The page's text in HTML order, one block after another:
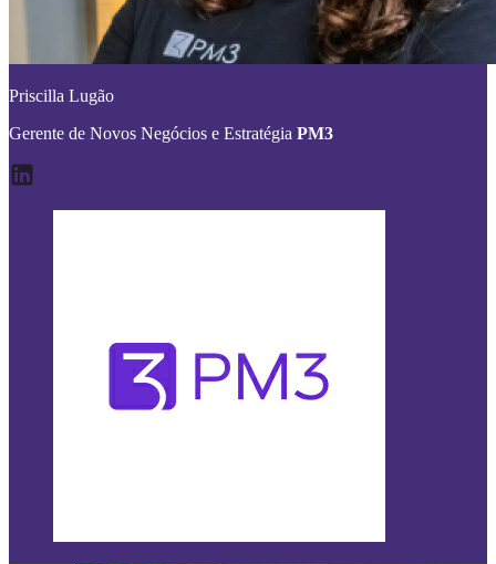
Priscilla Lugão
Gerente de Novos Negócios e Estratégia PM3